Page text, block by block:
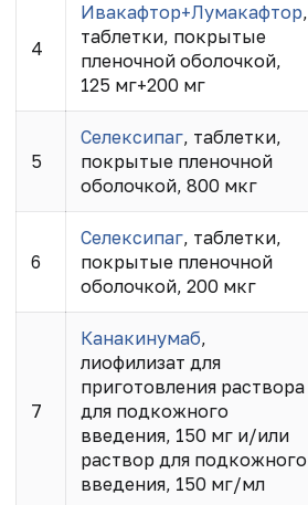
4
Ивакафтор+Лумакафтор,
таблетки, покрытые
пленочной оболочкой,
125 мг+200 мг
5
Селексипаг, таблетки,
покрытые пленочной
оболочкой, 800 мкг
6
Селексипаг, таблетки,
покрытые пленочной
оболочкой, 200 мкг
7
Канакинумаб,
лиофилизат для
приготовления раствора
для подкожного
введения, 150 мг и/или
раствор для подкожного
введения, 150 мг/мл